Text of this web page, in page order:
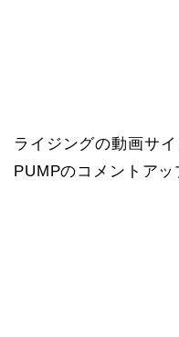
ライジングの動画サ
PUMPのコメントアッ